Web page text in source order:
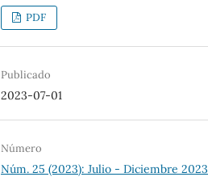
PDF
Publicado
2023-07-01
Número
Núm. 25 (2023): Julio - Diciembre 2023